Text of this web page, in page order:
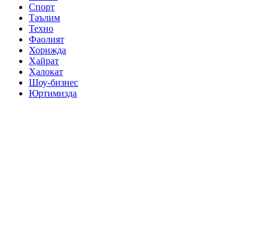
Спорт
Таълим
Техно
Фаолият
Хорижда
Ҳайрат
Ҳалокат
Шоу-бизнес
Юртимизда